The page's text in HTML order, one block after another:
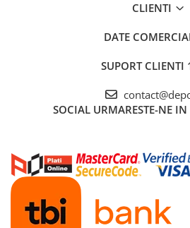
CLIENTI
DATE
SUPORT CLIENTI
SOCIAL URMARESTE-NE